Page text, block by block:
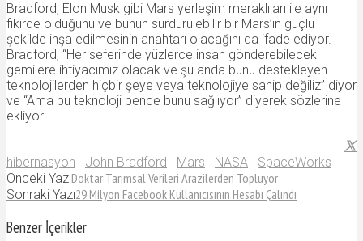
Bradford, Elon Musk gibi Mars yerleşim meraklıları ile aynı
fikirde olduğunu ve bunun sürdürülebilir bir Mars’ın güçlü
şekilde inşa edilmesinin anahtarı olacağını da ifade ediyor.
Bradford, “Her seferinde yüzlerce insan gönderebilecek
gemilere ihtiyacımız olacak ve şu anda bunu destekleyen
teknolojilerden hiçbir şeye veya teknolojiye sahip değiliz” diyor
ve “Ama bu teknoloji bence bunu sağlıyor” diyerek sözlerine
ekliyor.
hibernasyon John Bradford Mars NASA
SpaceWorks
Önceki YazıDoktar Tarımsal Verileri Arazilerden Topluyor
Sonraki Yazı29 Milyon Facebook Kullanıcısının Hesabı Çalındı
Benzer İçerikler